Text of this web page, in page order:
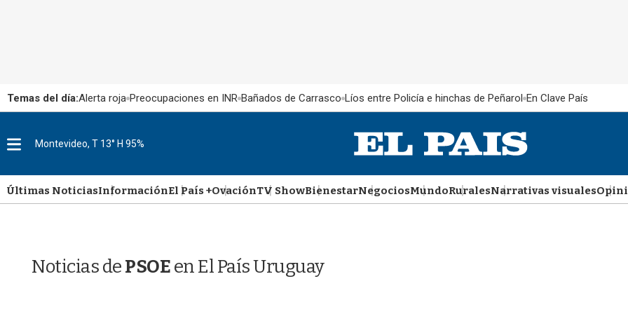
Temas del día:Alerta roja Preocupaciones en INR Bañados de Carrasco Líos entre Policía e hinchas de Peñarol En Clave País
M
u
Montevideo, T 13° H 95%
Últimas NoticiasInformaciónEl País +OvaciónTV ShowBienestarNegociosMundoRuralesNarrativas visuales
Noticias dePSOEen El País Uruguay